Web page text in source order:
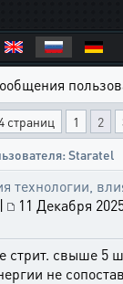
страниц 1 2
Staratel
технологии,
|
11 Декабря
стрит. свыше 5
не